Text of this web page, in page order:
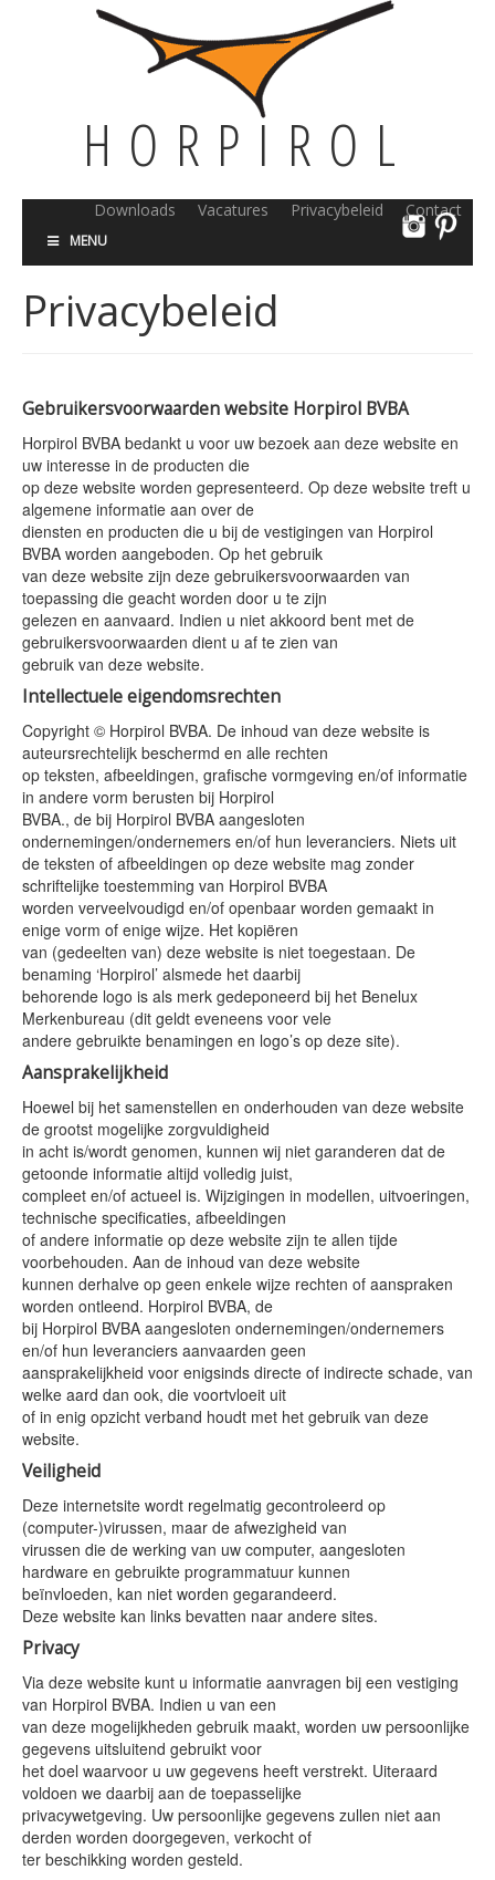
HORPIROL
Downloads Vacatures Privacybeleid Contact
MENU
Privacybeleid
Gebruikersvoorwaarden website Horpirol BVBA
Horpirol BVBA bedankt u voor uw bezoek aan deze website en
uw interesse in de producten die
op deze website worden gepresenteerd. Op deze website treft u
algemene informatie aan over de
diensten en producten die u bij de vestigingen van Horpirol
BVBA worden aangeboden. Op het gebruik
van deze website zijn deze gebruikersvoorwaarden van
toepassing die geacht worden door u te zijn
gelezen en aanvaard. Indien u niet akkoord bent met de
gebruikersvoorwaarden dient u af te zien van
gebruik van deze website.
Intellectuele eigendomsrechten
Copyright © Horpirol BVBA. De inhoud van deze website is
auteursrechtelijk beschermd en alle rechten
op teksten, afbeeldingen, grafische vormgeving en/of informatie
in andere vorm berusten bij Horpirol
BVBA., de bij Horpirol BVBA aangesloten
ondernemingen/ondernemers en/of hun leveranciers. Niets uit
de teksten of afbeeldingen op deze website mag zonder
schriftelijke toestemming van Horpirol BVBA
worden verveelvoudigd en/of openbaar worden gemaakt in
enige vorm of enige wijze. Het kopiëren
van (gedeelten van) deze website is niet toegestaan. De
benaming ‘Horpirol’ alsmede het daarbij
behorende logo is als merk gedeponeerd bij het Benelux
Merkenbureau (dit geldt eveneens voor vele
andere gebruikte benamingen en logo’s op deze site).
Aansprakelijkheid
Hoewel bij het samenstellen en onderhouden van deze website
de grootst mogelijke zorgvuldigheid
in acht is/wordt genomen, kunnen wij niet garanderen dat de
getoonde informatie altijd volledig juist,
compleet en/of actueel is. Wijzigingen in modellen, uitvoeringen,
technische specificaties, afbeeldingen
of andere informatie op deze website zijn te allen tijde
voorbehouden. Aan de inhoud van deze website
kunnen derhalve op geen enkele wijze rechten of aanspraken
worden ontleend. Horpirol BVBA, de
bij Horpirol BVBA aangesloten ondernemingen/ondernemers
en/of hun leveranciers aanvaarden geen
aansprakelijkheid voor enigsinds directe of indirecte schade, van
welke aard dan ook, die voortvloeit uit
of in enig opzicht verband houdt met het gebruik van deze
website.
Veiligheid
Deze internetsite wordt regelmatig gecontroleerd op
(computer-)virussen, maar de afwezigheid van
virussen die de werking van uw computer, aangesloten
hardware en gebruikte programmatuur kunnen
beïnvloeden, kan niet worden gegarandeerd.
Deze website kan links bevatten naar andere sites.
Privacy
Via deze website kunt u informatie aanvragen bij een vestiging
van Horpirol BVBA. Indien u van een
van deze mogelijkheden gebruik maakt, worden uw persoonlijke
gegevens uitsluitend gebruikt voor
het doel waarvoor u uw gegevens heeft verstrekt. Uiteraard
voldoen we daarbij aan de toepasselijke
privacywetgeving. Uw persoonlijke gegevens zullen niet aan
derden worden doorgegeven, verkocht of
ter beschikking worden gesteld.